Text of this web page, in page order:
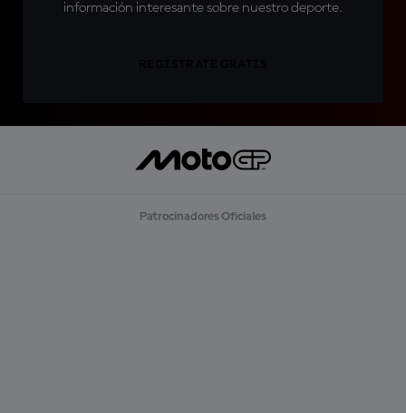
información interesante sobre nuestro deporte.
Patrocinadores Oficiales